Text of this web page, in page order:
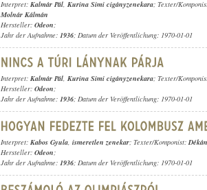
Interpret: Kalmár Pál, Kurina Simi cigányzenekara; Texter/
Molnár Kálmán
Hersteller: Odeon;
Jahr der Aufnahme: 1936; Datum der Veröffentlichung: 1970-01-01
Interpret: Kalmár Pál, Kurina Simi cigányzenekara; Texter/
Hersteller: Odeon;
Jahr der Aufnahme: 1936; Datum der Veröffentlichung: 1970-01-01
Interpret: Kabos Gyula, ismeretlen zenekar; Texter/Komponist:
Hersteller: Odeon;
Jahr der Aufnahme: 1936; Datum der Veröffentlichung: 1970-01-01